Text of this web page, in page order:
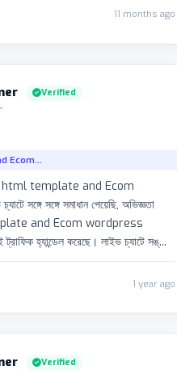
11 months ago
Verified
Ecom...
html template and Ecom
সঙ্গে সমাধান পেয়েছি, অভিজ্ঞতা
and Ecom wordpress
হ্যান্ডেল করেছে। লাইভ চ্যাটে সঙ্...
1 year ago
Verified